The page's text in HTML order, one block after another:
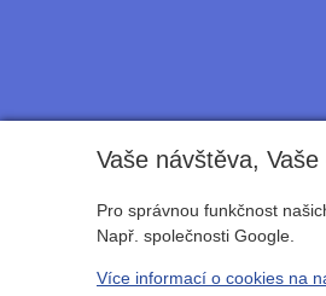
Vaše návštěva,
Pro správnou funkčnost
Např. společnosti Google.
Více informací o cookies na